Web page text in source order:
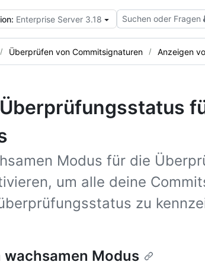
Enterprise Server 3.18 Suchen oder Fragen
Überprüfen von Commitsignaturen Anzeigen
Modus für die
um alle deine
zu
Modus